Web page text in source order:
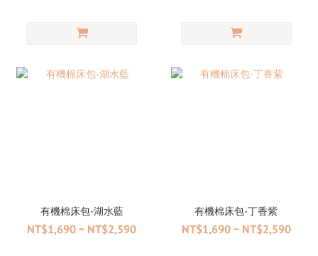
有機棉床包-湖水藍
NT$1,690 ~ NT$2,590
有機棉床包-丁香紫
NT$1,690 ~ NT$2,590